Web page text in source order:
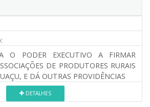
O PODER EXECUTIVO A FIRMAR
DE PRODUTORES RURAIS
E DÁ OUTRAS PROVIDÊNCIAS
DETALHES